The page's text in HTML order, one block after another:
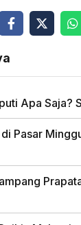
Apa Saja?
Pasar